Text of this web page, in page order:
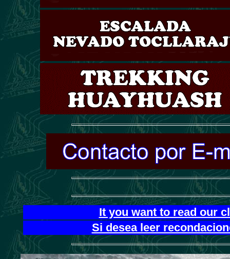
It you want to read our
Si desea leer